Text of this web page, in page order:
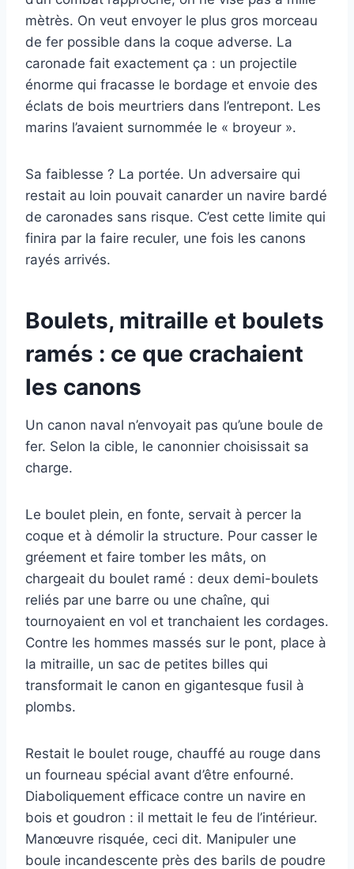
mètrès. On veut envoyer le plus gros morceau
de fer possible dans la coque adverse. La
caronade fait exactement ça : un projectile
énorme qui fracasse le bordage et envoie des
éclats de bois meurtriers dans l’entrepont. Les
marins l’avaient surnommée le « broyeur ».
Sa faiblesse ? La portée. Un adversaire qui
restait au loin pouvait canarder un navire bardé
de caronades sans risque. C’est cette limite qui
finira par la faire reculer, une fois les canons
rayés arrivés.
Boulets, mitraille et boulets
ramés : ce que crachaient
les canons
Un canon naval n’envoyait pas qu’une boule de
fer. Selon la cible, le canonnier choisissait sa
charge.
Le boulet plein, en fonte, servait à percer la
coque et à démolir la structure. Pour casser le
gréement et faire tomber les mâts, on
chargeait du boulet ramé : deux demi-boulets
reliés par une barre ou une chaîne, qui
tournoyaient en vol et tranchaient les cordages.
Contre les hommes massés sur le pont, place à
la mitraille, un sac de petites billes qui
transformait le canon en gigantesque fusil à
plombs.
Restait le boulet rouge, chauffé au rouge dans
un fourneau spécial avant d’être enfourné.
Diaboliquement efficace contre un navire en
bois et goudron : il mettait le feu de l’intérieur.
Manœuvre risquée, ceci dit. Manipuler une
boule incandescente près des barils de poudre